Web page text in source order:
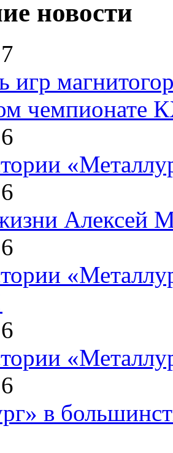
новости
игр
чемпионате
Алексей
в